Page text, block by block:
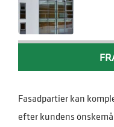
Fasadpartier kan
efter kundens